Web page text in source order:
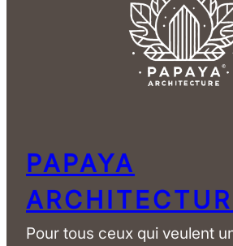
PAPAYA
Pour tous ceux qui veulent